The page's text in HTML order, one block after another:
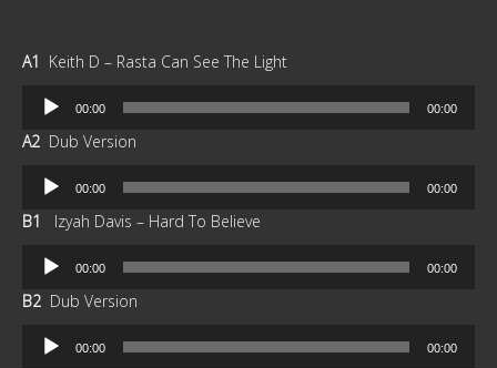
A1 Keith D – Rasta Can See The Light
Reproductor
audio
00:00 00:00
A2 Dub Version
Reproductor
audio
00:00 00:00
B1
Izyah Davis – Hard To Believe
Reproductor
audio
00:00 00:00
B2 Dub Version
Reproductor
00:00 00:00